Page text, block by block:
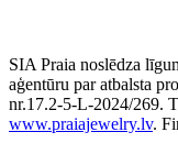
SIA Praia noslēdza
aģentūru par atbalsta
nr.17.2-5-L-2024/269.
www.praiajewelry.lv.